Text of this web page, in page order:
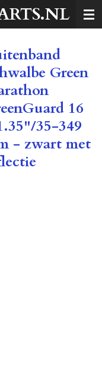
Green
16
35-349
- zwart met